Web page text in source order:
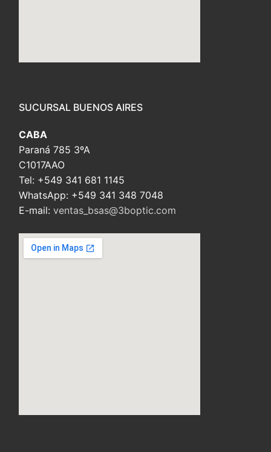
SUCURSAL BUENOS AIRES
CABA
Paraná 785 3ºA
C1017AAO
Tel: +549 341 681 1145
WhatsApp: +549 341 348 7048
E-mail: ventas_bsas@3boptic.com